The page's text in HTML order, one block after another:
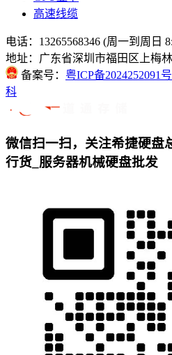
高速线缆
电话：13265568346 (周一到周日
地址：广东省深圳市福田区上梅
备案号： 粤ICP备2024252091号
科
微信扫一扫，关注希捷硬盘
行货_服务器机械硬盘批发